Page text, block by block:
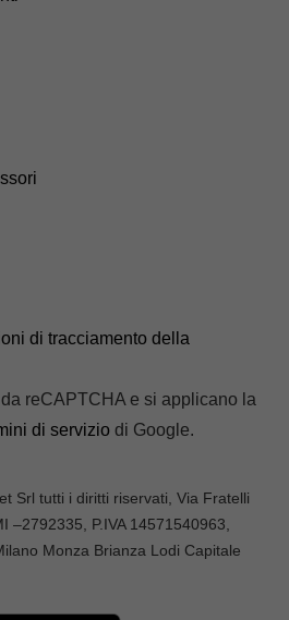
di tracciamento della
reCAPTCHA e si applicano la
di servizio di Google.
Srl tutti i diritti riservati, Via Fratelli
–2792335 , P.IVA 14571540963,
Monza Brianza Lodi Capitale